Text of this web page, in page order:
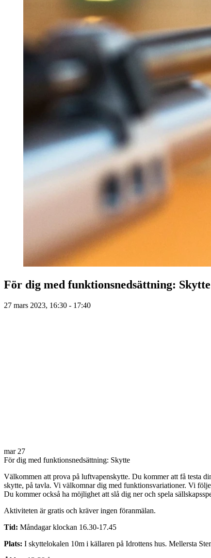
För dig med funktionsnedsättning: Skytte
27 mars 2023, 16:30 - 17:40
mar 27
För dig med funktionsnedsättning: Skytte
Välkommen att prova på luftvapenskytte. Du kommer att få testa
skytte, på tavla. Vi välkomnar dig med funktionsvariationer. Vi
Du kommer också ha möjlighet att slå dig ner och spela
Aktiviteten är gratis och kräver ingen föranmälan.
Tid: Måndagar klockan 16.30-17.45
Plats: I skyttelokalen 10m i källaren på Idrottens hus. Mellersta